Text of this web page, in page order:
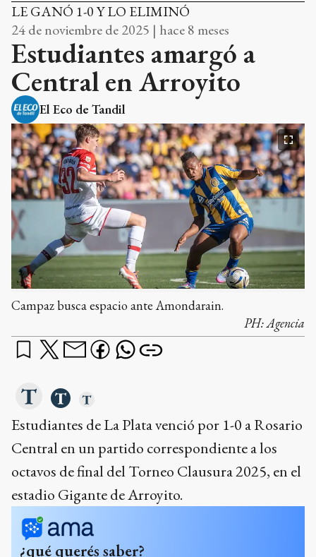
LE GANÓ 1-0 Y LO ELIMINÓ
24 de noviembre de 2025 | hace 8 meses
Estudiantes amargó a
Central en Arroyito
El Eco de Tandil
Campaz busca espacio ante Amondarain.
PH:Agencia
Estudiantes de La Plata venció por 1-0 a Rosario
Central en un partido correspondiente a los
octavos de final del Torneo Clausura 2025, en el
estadio Gigante de Arroyito.
¿qué querés saber?